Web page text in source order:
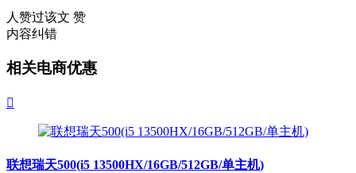
人赞过该文 赞
内容纠错
相关电商优惠

联想瑞天500(i5 13500HX/16GB/512GB/单主机)